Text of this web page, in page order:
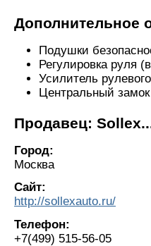
Дополнительное
Подушки
Регулировка руля
Усилитель
Центральный замок
Продавец:
Город:
Москва
Сайт:
http://sollexauto.ru/
Телефон:
+7(499) 515-56-05